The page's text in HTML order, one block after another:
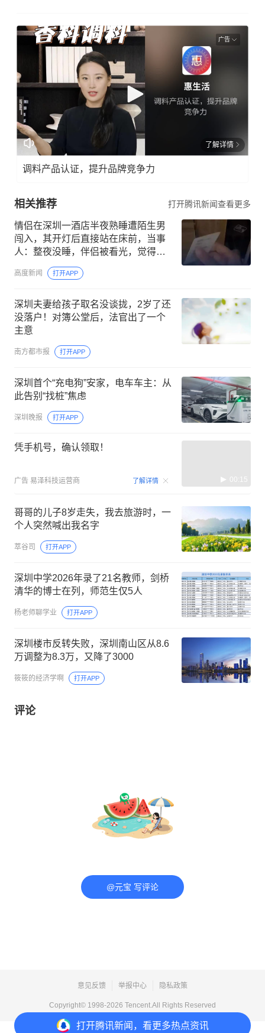
打开腾讯新闻，看更多热点资讯
广告
了解详情
调料产品认证，提升品牌竞争力
相关推荐 打开腾讯新闻查看更多
情侣在深圳一酒店半夜熟睡遭陌生男
闯入，其开灯后直接站在床前，当事
人：整夜没睡，伴侣被看光，觉得不
受尊重；酒店事后承认严重工作失误
高度新闻 打开APP
深圳夫妻给孩子取名没谈拢，2岁了还
没落户！对簿公堂后，法官出了一个
主意
南方都市报 打开APP
深圳首个“充电狗”安家，电车车主：从
此告别“找桩”焦虑
深圳晚报 打开APP
凭手机号，确认领取！
广告 易泽科技运营商 了解详情 00:15
哥哥的儿子8岁走失，我去旅游时，一
个人突然喊出我名字
萃谷司 打开APP
深圳中学2026年录了21名教师，剑桥
清华的博士在列，师范生仅5人
杨老师聊学业 打开APP
深圳楼市反转失败，深圳南山区从8.6
万调整为8.3万，又降了3000
筱筱的经济学啊 打开APP
评论
@元宝 写评论
意见反馈 举报中心 隐私政策
Copyright© 1998-2026 Tencent.All Rights Reserved